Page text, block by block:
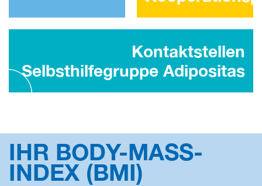
Kontaktstellen
Selbsthilfegruppe Adipositas
IHR BODY-MASS-
INDEX (BMI)